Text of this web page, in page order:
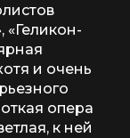
«Геликон-
и очень
опера
к ней